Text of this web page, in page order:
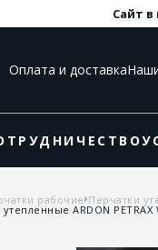
Сайт в
Оплата и доставка
рабочие Перчатки
ARDON PETRAX